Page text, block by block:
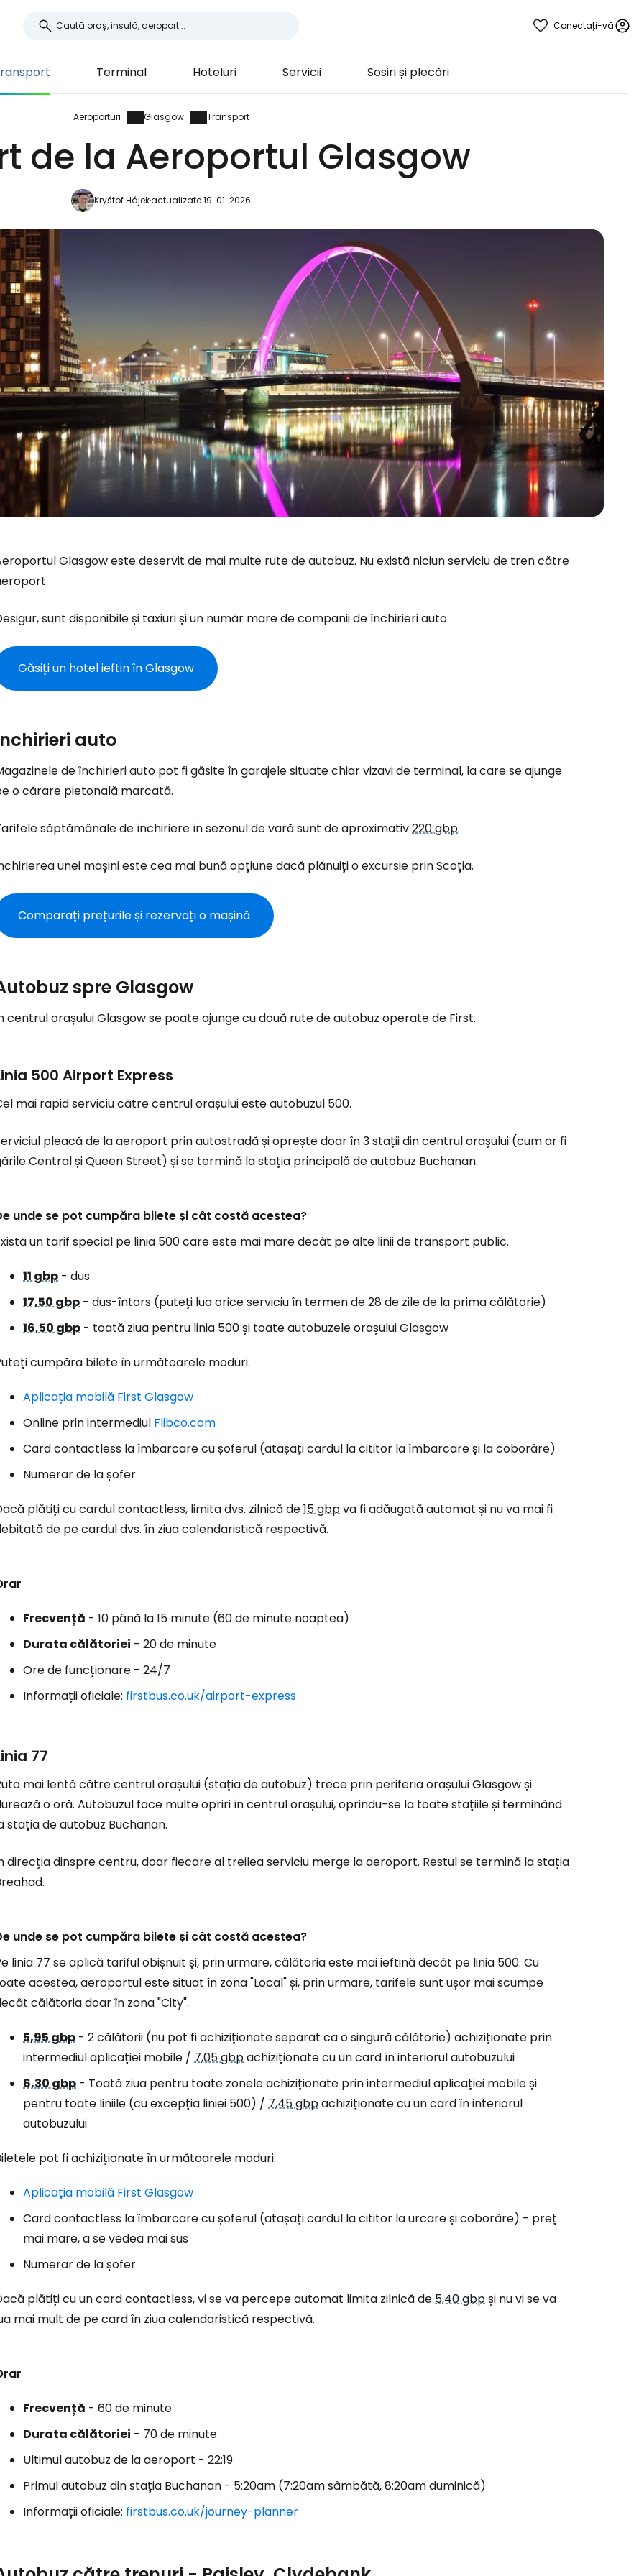
Conectați-vă
Terminal Hoteluri Servicii Sosiri și plecări
Aeroporturi Glasgow Transport
de la Aeroportul Glasgow
Kryštof Hájekactualizate 19. 01. 2026
Glasgow este deservit de mai multe rute de autobuz. Nu există niciun serviciu de tren către
sunt disponibile și taxiuri și un număr mare de companii de închirieri auto.
Găsiți un hotel ieftin în Glasgow
auto
de închirieri auto pot fi găsite în garajele situate chiar vizavi de terminal, la care se ajunge
o cărare pietonală marcată.
săptămânale de închiriere în sezonul de vară sunt de aproximativ220 gbp.
unei mașini este cea mai bună opțiune dacă plănuiți o excursie prin Scoția.
Comparați prețurile și rezervați o mașină
spre Glasgow
centrul orașului Glasgow se poate ajunge cu două rute de autobuz operate de First.
500 Airport Express
mai rapid serviciu către centrul orașului este autobuzul 500.
pleacă de la aeroport prin autostradă și oprește doar în 3 stații din centrul orașului (cum ar fi
Central și Queen Street) și se termină la stația principală de autobuz Buchanan.
unde se pot cumpăra bilete și cât costă acestea?
un tarif special pe linia 500 care este mai mare decât pe alte linii de transport public.
11 gbp - dus
17,50 gbp - dus-întors (puteți lua orice serviciu în termen de 28 de zile de la prima călătorie)
16,50 gbp - toată ziua pentru linia 500 și toate autobuzele orașului Glasgow
cumpăra bilete în următoarele moduri.
Aplicația mobilă First Glasgow
Online prin intermediul Flibco.com
Card contactless la îmbarcare cu șoferul (atașați cardul la cititor la îmbarcare și la coborâre)
Numerar de la șofer
plătiți cu cardul contactless, limita dvs. zilnică de15 gbpva fi adăugată automat și nu va mai fi
de pe cardul dvs. în ziua calendaristică respectivă.
Frecvență - 10 până la 15 minute (60 de minute noaptea)
Durata călătoriei - 20 de minute
Ore de funcționare - 24/7
Informații oficiale: firstbus.co.uk/airport-express
77
mai lentă către centrul orașului (stația de autobuz) trece prin periferia orașului Glasgow și
o oră. Autobuzul face multe opriri în centrul orașului, oprindu-se la toate stațiile și terminând
stația de autobuz Buchanan.
direcția dinspre centru, doar fiecare al treilea serviciu merge la aeroport. Restul se termină la stația
unde se pot cumpăra bilete și cât costă acestea?
linia 77 se aplică tariful obișnuit și, prin urmare, călătoria este mai ieftină decât pe linia 500. Cu
acestea, aeroportul este situat în zona "Local" și, prin urmare, tarifele sunt ușor mai scumpe
călătoria doar în zona "City".
5,95 gbp - 2 călătorii (nu pot fi achiziționate separat ca o singură călătorie) achiziționate prin
intermediul aplicației mobile / 7,05 gbpachiziționate cu un card în interiorul autobuzului
6,30 gbp - Toată ziua pentru toate zonele achiziționate prin intermediul aplicației mobile și
pentru toate liniile (cu excepția liniei 500) / 7,45 gbpachiziționate cu un card în interiorul
autobuzului
pot fi achiziționate în următoarele moduri.
Aplicația mobilă First Glasgow
Card contactless la îmbarcare cu șoferul (atașați cardul la cititor la urcare și coborâre) - preț
mai mare, a se vedea mai sus
Numerar de la șofer
plătiți cu un card contactless, vi se va percepe automat limita zilnică de5,40 gbpși nu vi se va
mai mult de pe card în ziua calendaristică respectivă.
Frecvență - 60 de minute
Durata călătoriei - 70 de minute
Ultimul autobuz de la aeroport - 22:19
Primul autobuz din stația Buchanan - 5:20am (7:20am sâmbătă, 8:20am duminică)
Informații oficiale: firstbus.co.uk/journey-planner
Conectați-vă la Cestee
... comunitatea mondială a călătorilor
Continuați cu Google